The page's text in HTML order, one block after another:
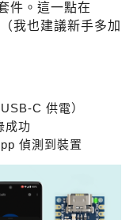
件。這一點在
我也建議新手多加
C 供電）
成功
偵測到裝置